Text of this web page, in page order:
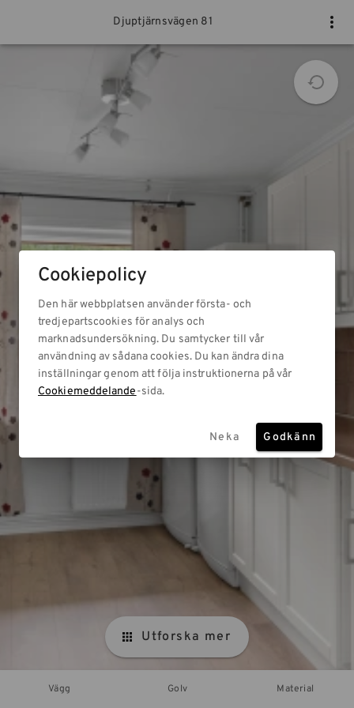
Djuptjärnsvägen 81
Utforska mer
Vägg Golv Material
Cookiepolicy
Den här webbplatsen använder första- och
tredjepartscookies för analys och
marknadsundersökning. Du samtycker till vår
användning av sådana cookies. Du kan ändra dina
inställningar genom att följa instruktionerna på vår
Cookiemeddelande-sida.
Neka Godkänn